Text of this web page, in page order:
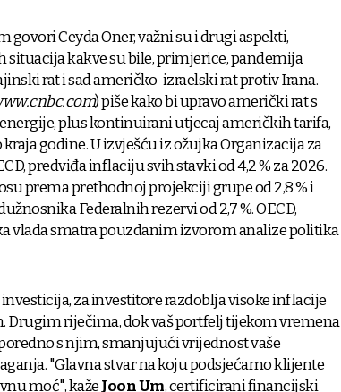
govori Ceyda Oner, važni su i drugi aspekti,
kakve su bile, primjerice, pandemija
rat i sad američko-izraelski rat protiv Irana.
) piše kako bi upravo američki rat s
plus kontinuirani utjecaj američkih tarifa,
godine. U izvješću iz ožujka Organizacija za
predviđa inflaciju svih stavki od 4,2 % za 2026.
prema prethodnoj projekciji grupe od 2,8 % i
Federalnih rezervi od 2,7 %. OECD,
vlada smatra pouzdanim izvorom analize politika
za investitore razdoblja visoke inflacije
Drugim riječima, dok vaš portfelj tijekom vremena
s njim, smanjujući vrijednost vaše
"Glavna stvar na koju podsjećamo klijente
moć", kažeJoon Um, certificirani financijski